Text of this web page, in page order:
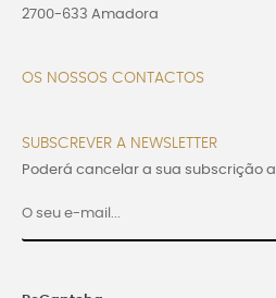
2700-633 Amadora
OS NOSSOS CONTACTOS
SUBSCREVER A NEWSLETTER
Poderá cancelar a sua subscrição